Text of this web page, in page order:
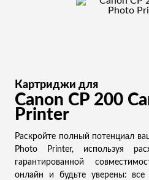
Картриджи для
Canon CP 200
Printer
Раскройте полный потенциал
Photo Printer, используя
гарантированной
онлайн и будьте уверены: